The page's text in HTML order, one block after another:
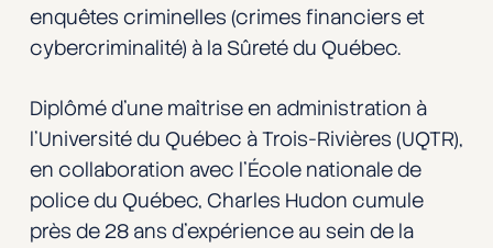
enquêtes criminelles (crimes financiers et
cybercriminalité) à la Sûreté du Québec.
Diplômé d’une maîtrise en administration à
l’Université du Québec à Trois-Rivières (UQTR),
en collaboration avec l’École nationale de
police du Québec, Charles Hudon cumule
près de 28 ans d’expérience au sein de la